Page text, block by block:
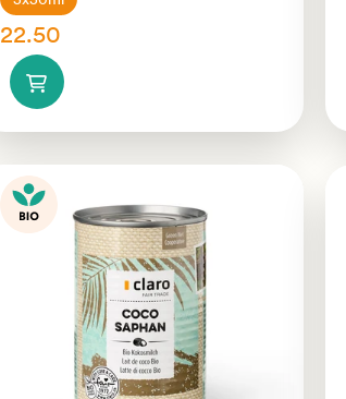
22.50